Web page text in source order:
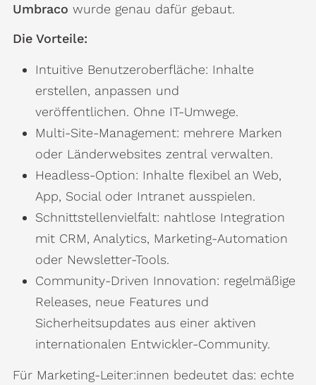
Umbraco wurde genau dafür gebaut.
Die Vorteile:
Intuitive Benutzeroberfläche: Inhalte
erstellen, anpassen und
veröffentlichen. Ohne IT-Umwege.
Multi-Site-Management: mehrere Marken
oder Länderwebsites zentral verwalten.
Headless-Option: Inhalte flexibel an Web,
App, Social oder Intranet ausspielen.
Schnittstellenvielfalt: nahtlose Integration
mit CRM, Analytics, Marketing-Automation
oder Newsletter-Tools.
Community-Driven Innovation: regelmäßige
Releases, neue Features und
Sicherheitsupdates aus einer aktiven
internationalen Entwickler-Community.
Für Marketing-Leiter:innen bedeutet das: echte